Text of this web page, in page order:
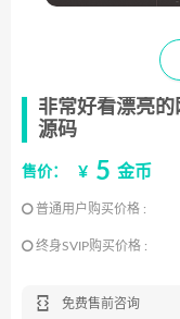
非常好看漂亮
源码
售价： ¥ 5 金币
普通用户购买价格 :
终身SVIP购买价格 :
 免费售前咨询